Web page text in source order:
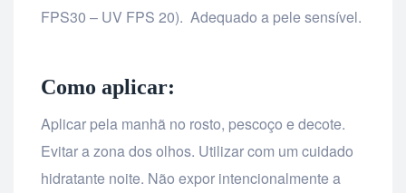
FPS30 – UV FPS 20). Adequado a pele sensível.
Como aplicar:
Aplicar pela manhã no rosto, pescoço e decote.
Evitar a zona dos olhos. Utilizar com um cuidado
hidratante noite. Não expor intencionalmente a